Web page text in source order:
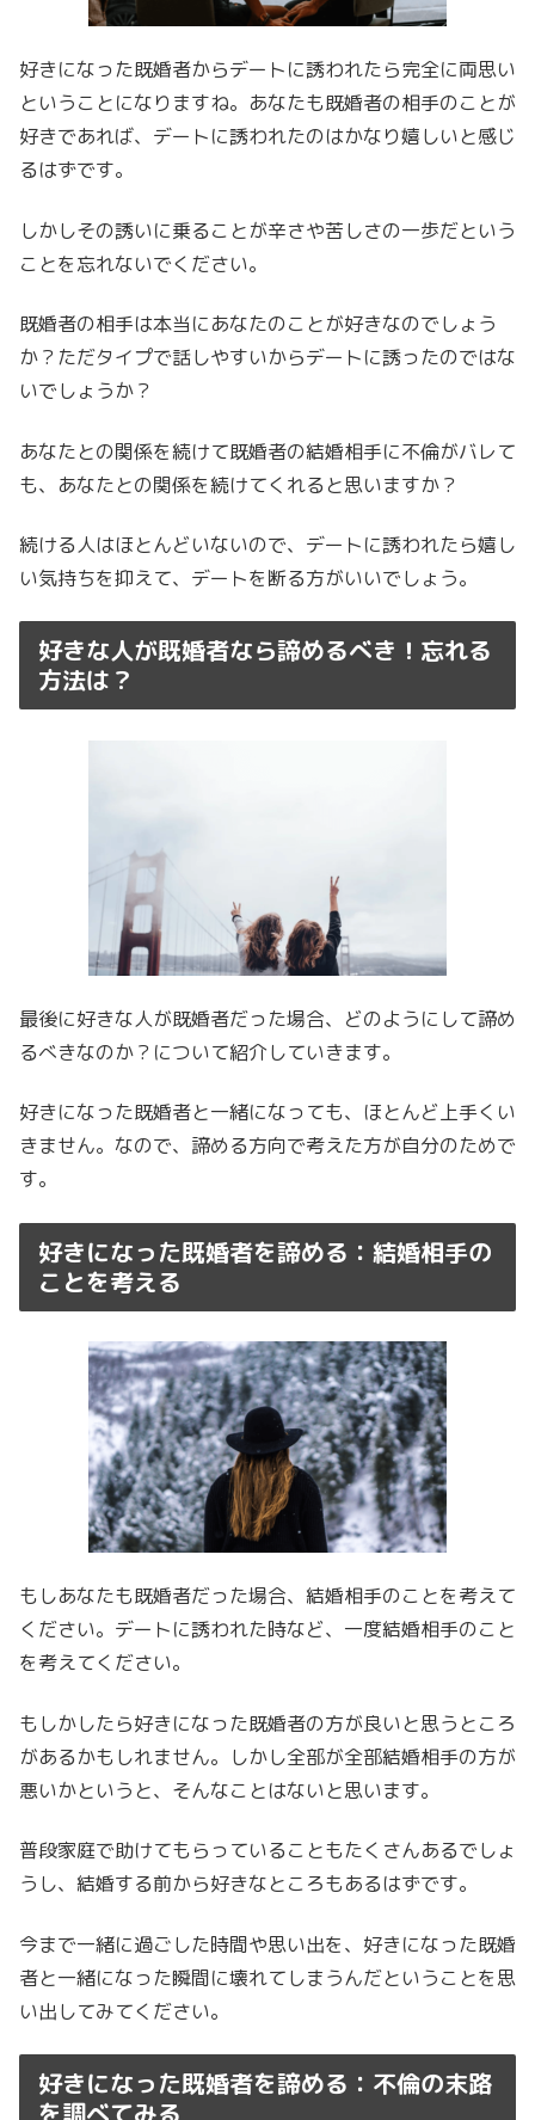
好きになった既婚者からデートに誘われたら完全に両思い
ということになりますね。あなたも既婚者の相手のことが
好きであれば、デートに誘われたのはかなり嬉しいと感じ
るはずです。
しかしその誘いに乗ることが辛さや苦しさの一歩だという
ことを忘れないでください。
既婚者の相手は本当にあなたのことが好きなのでしょう
か？ただタイプで話しやすいからデートに誘ったのではな
いでしょうか？
あなたとの関係を続けて既婚者の結婚相手に不倫がバレて
も、あなたとの関係を続けてくれると思いますか？
続ける人はほとんどいないので、デートに誘われたら嬉し
い気持ちを抑えて、デートを断る方がいいでしょう。
好きな人が既婚者なら諦めるべき！忘れる
方法は？
最後に好きな人が既婚者だった場合、どのようにして諦め
るべきなのか？について紹介していきます。
好きになった既婚者と一緒になっても、ほとんど上手くい
きません。なので、諦める方向で考えた方が自分のためで
す。
好きになった既婚者を諦める：結婚相手の
ことを考える
もしあなたも既婚者だった場合、結婚相手のことを考えて
ください。デートに誘われた時など、一度結婚相手のこと
を考えてください。
もしかしたら好きになった既婚者の方が良いと思うところ
があるかもしれません。しかし全部が全部結婚相手の方が
悪いかというと、そんなことはないと思います。
普段家庭で助けてもらっていることもたくさんあるでしょ
うし、結婚する前から好きなところもあるはずです。
今まで一緒に過ごした時間や思い出を、好きになった既婚
者と一緒になった瞬間に壊れてしまうんだということを思
い出してみてください。
好きになった既婚者を諦める：不倫の末路
を調べてみる